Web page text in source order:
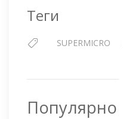
Теги
SUPERMICRO
Популярно